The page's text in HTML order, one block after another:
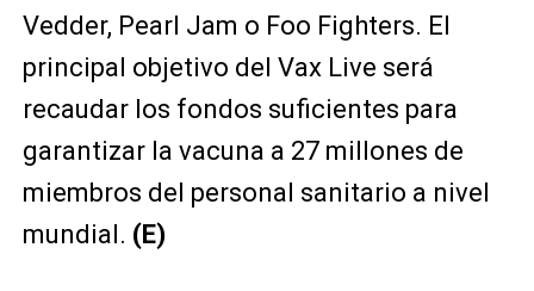
Vedder, Pearl Jam o Foo Fighters. El
principal objetivo del Vax Live será
recaudar los fondos suficientes para
garantizar la vacuna a 27 millones de
miembros del personal sanitario a nivel
mundial. (E)